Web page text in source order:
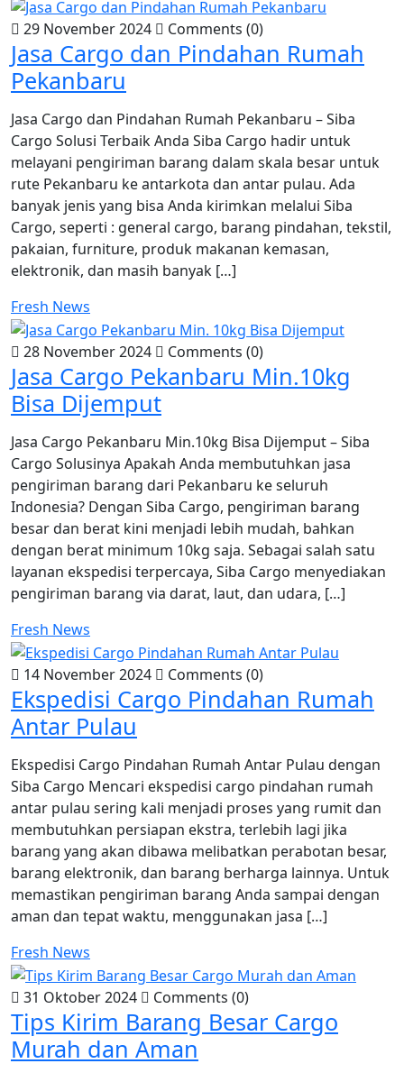
29 November 2024 Comments (0)
Jasa Cargo dan Pindahan Rumah
Pekanbaru
Jasa Cargo dan Pindahan Rumah Pekanbaru – Siba
Cargo Solusi Terbaik Anda Siba Cargo hadir untuk
melayani pengiriman barang dalam skala besar untuk
rute Pekanbaru ke antarkota dan antar pulau. Ada
banyak jenis yang bisa Anda kirimkan melalui Siba
Cargo, seperti : general cargo, barang pindahan, tekstil,
pakaian, furniture, produk makanan kemasan,
elektronik, dan masih banyak […]
Fresh News
28 November 2024 Comments (0)
Jasa Cargo Pekanbaru Min.10kg
Bisa Dijemput
Jasa Cargo Pekanbaru Min.10kg Bisa Dijemput – Siba
Cargo Solusinya Apakah Anda membutuhkan jasa
pengiriman barang dari Pekanbaru ke seluruh
Indonesia? Dengan Siba Cargo, pengiriman barang
besar dan berat kini menjadi lebih mudah, bahkan
dengan berat minimum 10kg saja. Sebagai salah satu
layanan ekspedisi terpercaya, Siba Cargo menyediakan
pengiriman barang via darat, laut, dan udara, […]
Fresh News
14 November 2024 Comments (0)
Ekspedisi Cargo Pindahan Rumah
Antar Pulau
Ekspedisi Cargo Pindahan Rumah Antar Pulau dengan
Siba Cargo Mencari ekspedisi cargo pindahan rumah
antar pulau sering kali menjadi proses yang rumit dan
membutuhkan persiapan ekstra, terlebih lagi jika
barang yang akan dibawa melibatkan perabotan besar,
barang elektronik, dan barang berharga lainnya. Untuk
memastikan pengiriman barang Anda sampai dengan
aman dan tepat waktu, menggunakan jasa […]
Fresh News
31 Oktober 2024 Comments (0)
Tips Kirim Barang Besar Cargo
Murah dan Aman